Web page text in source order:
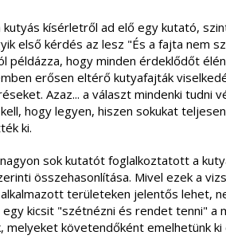
kutyás kísérletről ad elő egy kutató,
első kérdés az lesz "És a fajta nem
példázza, hogy minden érdeklődőt
erősen eltérő kutyafajták
Azaz... a választ mindenki tudni
hogy legyen, hiszen sokukat
ki.
sok kutatót foglalkoztatott a
összehasonlítása. Mivel ezek a
területeken jelentős lehet,
kicsit "szétnézni és rendet tenni" a
melyeket követendőként emelhetünk